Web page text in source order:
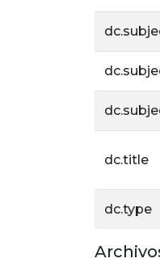
dc.title
dc.type